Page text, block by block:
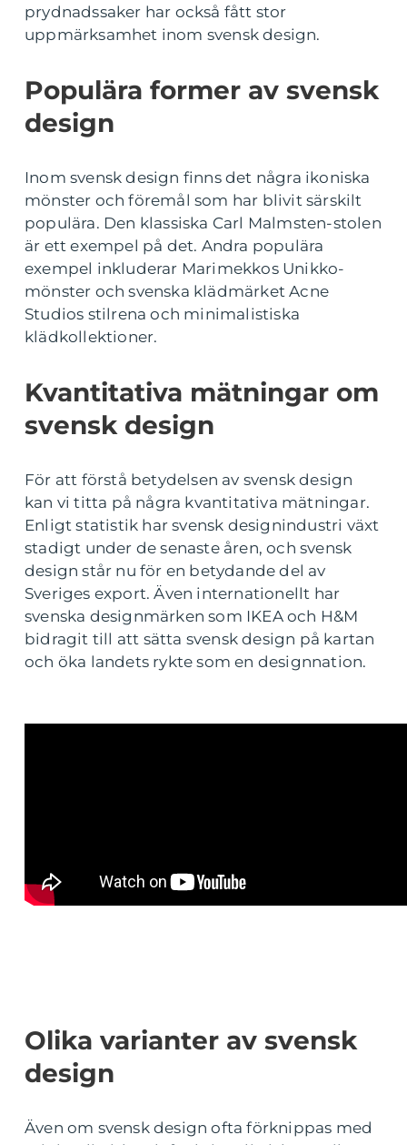
prydnadssaker har också fått stor
uppmärksamhet inom svensk design.
Populära former av svensk
design
Inom svensk design finns det några ikoniska
mönster och föremål som har blivit särskilt
populära. Den klassiska Carl Malmsten-stolen
är ett exempel på det. Andra populära
exempel inkluderar Marimekkos Unikko-
mönster och svenska klädmärket Acne
Studios stilrena och minimalistiska
klädkollektioner.
Kvantitativa mätningar om
svensk design
För att förstå betydelsen av svensk design
kan vi titta på några kvantitativa mätningar.
Enligt statistik har svensk designindustri växt
stadigt under de senaste åren, och svensk
design står nu för en betydande del av
Sveriges export. Även internationellt har
svenska designmärken som IKEA och H&M
bidragit till att sätta svensk design på kartan
och öka landets rykte som en designnation.
Olika varianter av svensk
design
Även om svensk design ofta förknippas med